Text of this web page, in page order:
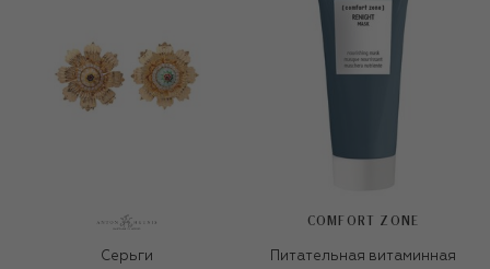
Серьги
COMFORT ZONE
Питательная витаминная